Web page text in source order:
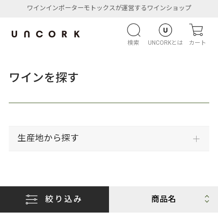
ワインインポーターモトックスが運営するワインショップ
検索 UNCORKとは カート
ワインを探す
生産地から探す
絞り込み